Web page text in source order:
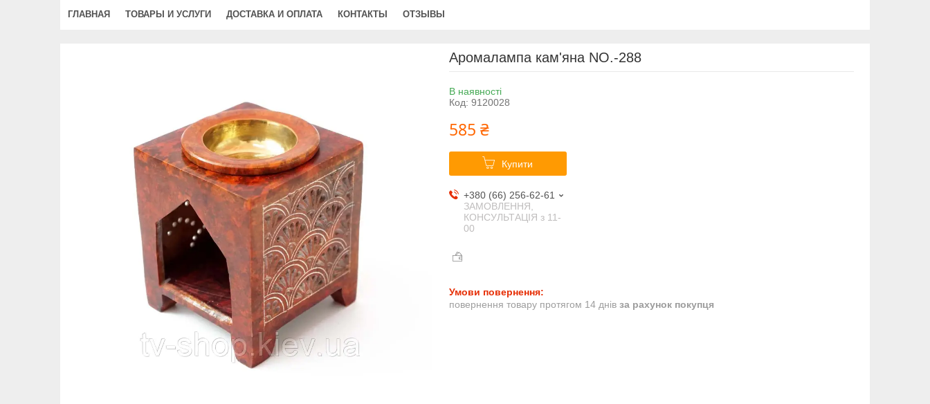
ГЛАВНАЯ ТОВАРЫ И УСЛУГИ ДОСТАВКА И ОПЛАТА КОНТАКТЫ ОТЗЫВЫ
Аромалампа кам'яна NO.-288
В наявності
Код: 9120028
585 ₴
Купити
+380 (66) 256-62-61
ЗАМОВЛЕННЯ,
КОНСУЛЬТАЦІЯ з 11-
00
повернення товару протягом 14 днів за рахунок покупця